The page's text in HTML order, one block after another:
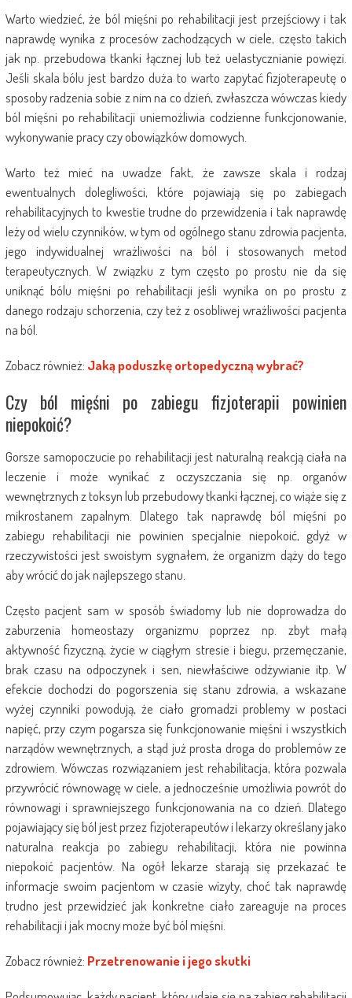
Warto wiedzieć, że ból mięśni po rehabilitacji jest przejściowy i tak
naprawdę wynika z procesów zachodzących w ciele, często takich
jak np. przebudowa tkanki łącznej lub też uelastycznianie powięzi.
Jeśli skala bólu jest bardzo duża to warto zapytać fizjoterapeutę o
sposoby radzenia sobie z nim na co dzień, zwłaszcza wówczas kiedy
ból mięśni po rehabilitacji uniemożliwia codzienne funkcjonowanie,
wykonywanie pracy czy obowiązków domowych.
Warto też mieć na uwadze fakt, że zawsze skala i rodzaj
ewentualnych dolegliwości, które pojawiają się po zabiegach
rehabilitacyjnych to kwestie trudne do przewidzenia i tak naprawdę
leży od wielu czynników, w tym od ogólnego stanu zdrowia pacjenta,
jego indywidualnej wrażliwości na ból i stosowanych metod
terapeutycznych. W związku z tym często po prostu nie da się
uniknąć bólu mięśni po rehabilitacji jeśli wynika on po prostu z
danego rodzaju schorzenia, czy też z osobliwej wrażliwości pacjenta
na ból.
Zobacz również: Jaką poduszkę ortopedyczną wybrać?
Czy ból mięśni po zabiegu fizjoterapii powinien
niepokoić?
Gorsze samopoczucie po rehabilitacji jest naturalną reakcją ciała na
leczenie i może wynikać z oczyszczania się np. organów
wewnętrznych z toksyn lub przebudowy tkanki łącznej, co wiąże się z
mikrostanem zapalnym. Dlatego tak naprawdę ból mięśni po
zabiegu rehabilitacji nie powinien specjalnie niepokoić, gdyż w
rzeczywistości jest swoistym sygnałem, że organizm dąży do tego
aby wrócić do jak najlepszego stanu.
Często pacjent sam w sposób świadomy lub nie doprowadza do
zaburzenia homeostazy organizmu poprzez np. zbyt małą
aktywność fizyczną, życie w ciągłym stresie i biegu, przemęczanie,
brak czasu na odpoczynek i sen, niewłaściwe odżywianie itp. W
efekcie dochodzi do pogorszenia się stanu zdrowia, a wskazane
wyżej czynniki powodują, że ciało gromadzi problemy w postaci
napięć, przy czym pogarsza się funkcjonowanie mięśni i wszystkich
narządów wewnętrznych, a stąd już prosta droga do problemów ze
zdrowiem. Wówczas rozwiązaniem jest rehabilitacja, która pozwala
przywrócić równowagę w ciele, a jednocześnie umożliwia powrót do
równowagi i sprawniejszego funkcjonowania na co dzień. Dlatego
pojawiający się ból jest przez fizjoterapeutów i lekarzy określany jako
naturalna reakcja po zabiegu rehabilitacji, która nie powinna
niepokoić pacjentów. Na ogół lekarze starają się przekazać te
informacje swoim pacjentom w czasie wizyty, choć tak naprawdę
trudno jest przewidzieć jak konkretne ciało zareaguje na proces
rehabilitacji i jak mocny może być ból mięśni.
Zobacz również: Przetrenowanie i jego skutki